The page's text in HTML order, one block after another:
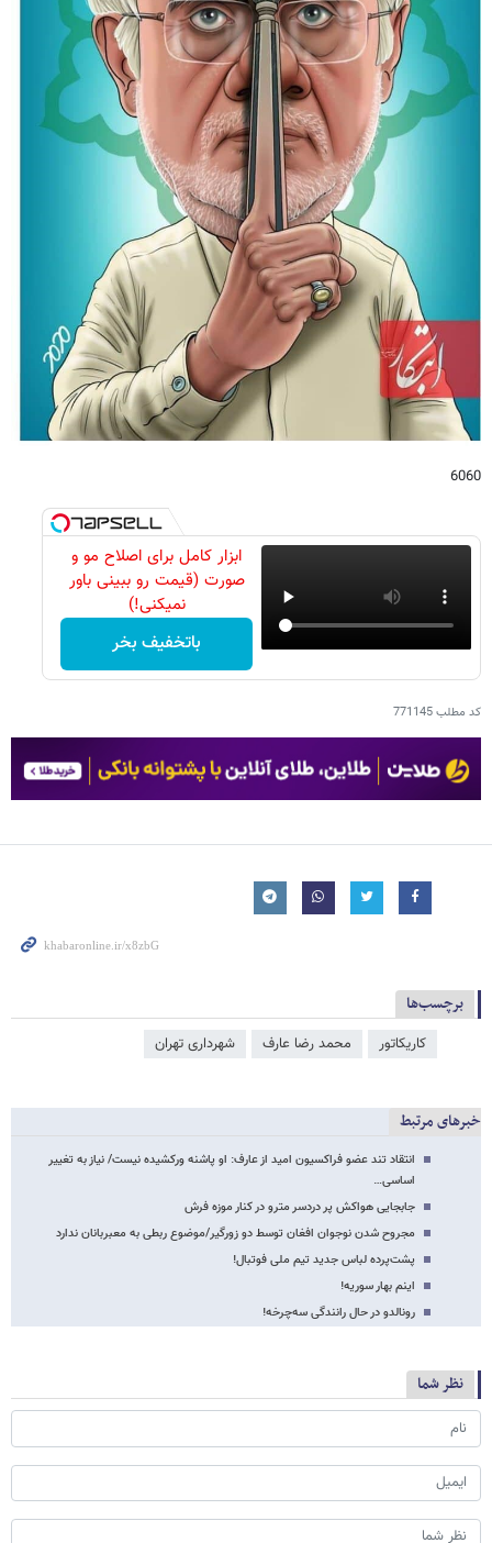
6060
ابزار کامل برای اصلاح مو و
صورت (قیمت رو ببینی باور
نمیکنی!)
باتخفیف بخر
کد مطلب771145
برچسب‌ها
کاریکاتور محمد رضا عارف شهرداری تهران
خبرهای مرتبط
انتقاد تند عضو فراکسیون امید از عارف: او پاشنه ورکشیده نیست/ نیاز به تغییر
اساسی…
جابجایی هواکش پر دردسر مترو در کنار موزه فرش
مجروح شدن نوجوان افغان توسط دو زورگیر/موضوع ربطی به معبربانان ندارد
پشت‌پرده لباس جدید تیم ملی فوتبال!
اینم بهار سوریه!
رونالدو در حال رانندگی سه‌چرخه!
نظر شما